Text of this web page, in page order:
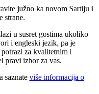
južno ka novom Sartiju i
strane.
u susret gostima ukoliko
i engleski jezik, pa je
za kvalitetnim i
pravi izbor za vas.
saznate više informacija o